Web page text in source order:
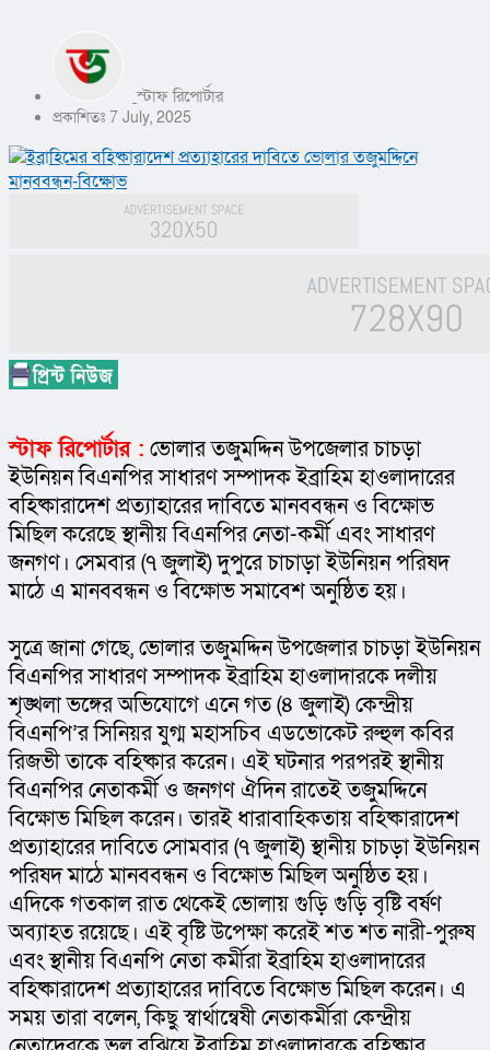
স্টাফ রিপোর্টার
প্রকাশিতঃ 7 July, 2025
স্টাফ রিপোর্টার : ভোলার তজুমদ্দিন উপজেলার চাচড়া
ইউনিয়ন বিএনপির সাধারণ সম্পাদক ইব্রাহিম হাওলাদারের
বহিষ্কারাদেশ প্রত্যাহারের দাবিতে মানববন্ধন ও বিক্ষোভ
মিছিল করেছে স্থানীয় বিএনপির নেতা-কর্মী এবং সাধারণ
জনগণ। সেমবার (৭ জুলাই) দুপুরে চাচাড়া ইউনিয়ন পরিষদ
মাঠে এ মানববন্ধন ও বিক্ষোভ সমাবেশ অনুষ্ঠিত হয়।
সুত্রে জানা গেছে, ভোলার তজুমদ্দিন উপজেলার চাচড়া ইউনিয়ন
বিএনপির সাধারণ সম্পাদক ইব্রাহিম হাওলাদারকে দলীয়
শৃঙ্খলা ভঙ্গের অভিযোগে এনে গত (৪ জুলাই) কেন্দ্রীয়
বিএনপি’র সিনিয়র যুগ্ম মহাসচিব এডভোকেট রুহুল কবির
রিজভী তাকে বহিষ্কার করেন। এই ঘটনার পরপরই স্থানীয়
বিএনপির নেতাকর্মী ও জনগণ ঐদিন রাতেই তজুমদ্দিনে
বিক্ষোভ মিছিল করেন। তারই ধারাবাহিকতায় বহিষ্কারাদেশ
প্রত্যাহারের দাবিতে সোমবার (৭ জুলাই) স্থানীয় চাচড়া ইউনিয়ন
পরিষদ মাঠে মানববন্ধন ও বিক্ষোভ মিছিল অনুষ্ঠিত হয়।
এদিকে গতকাল রাত থেকেই ভোলায় গুড়ি গুড়ি বৃষ্টি বর্ষণ
অব্যাহত রয়েছে। এই বৃষ্টি উপেক্ষা করেই শত শত নারী-পুরুষ
এবং স্থানীয় বিএনপি নেতা কর্মীরা ইব্রাহিম হাওলাদারের
বহিষ্কারাদেশ প্রত্যাহারের দাবিতে বিক্ষোভ মিছিল করেন। এ
সময় তারা বলেন, কিছু স্বার্থান্বেষী নেতাকর্মীরা কেন্দ্রীয়